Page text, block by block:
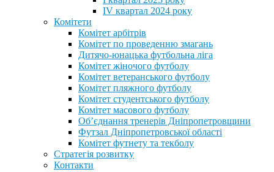
IV квартал 2024 року
Комітети
Комітет арбітрів
Комітет по проведенню змагань
Дитячо-юнацька футбольна ліга
Комітет жіночого футболу
Комітет ветеранського футболу
Комітет пляжного футболу
Комітет студентського футболу
Комітет масового футболу
Обʼєднання тренерів Дніпропетровщини
Футзал Дніпропетровської області
Комітет футнету та текболу
Стратегія розвитку
Контакти